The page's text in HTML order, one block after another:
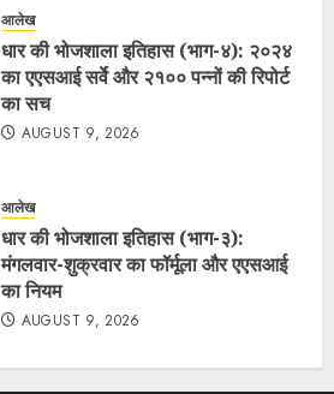
आलेख
धार की भोजशाला इतिहास (भाग-४): २०२४
का एएसआई सर्वे और २१०० पन्नों की रिपोर्ट
का सच
AUGUST 9, 2026
आलेख
धार की भोजशाला इतिहास (भाग-३):
मंगलवार-शुक्रवार का फॉर्मूला और एएसआई
का नियम
AUGUST 9, 2026